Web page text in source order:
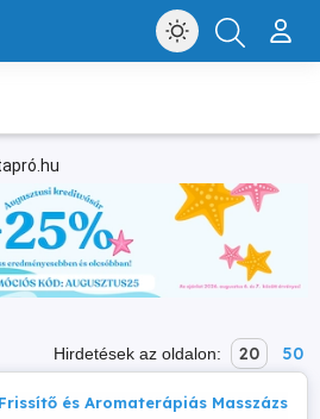
Hirdetések az oldalon: 20 50
Frissítő és Aromaterápiás Masszázs